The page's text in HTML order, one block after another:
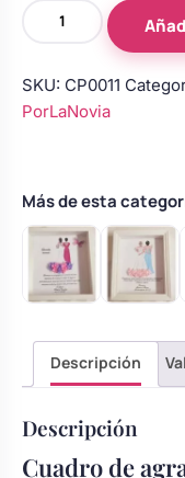
agradecimiento,
hermana
cantidad
SKU: CP0011
PorLaNovia
Más de esta
Descripción
Descripción
Cuadro de